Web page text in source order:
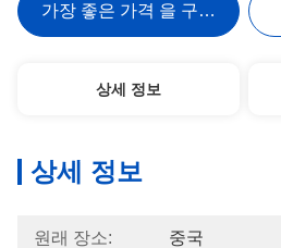
가장 좋은 가격 을 구하라
상세 정보
상세 정보
원래 장소: 중국